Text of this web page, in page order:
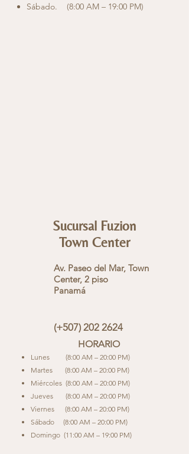
Sábado. (8:00 AM – 19:00 PM)
Sucursal Fuzion
Town Center
Av. Paseo del Mar, Town
Center, 2 piso
Panamá
(+507) 202 2624
HORARIO
Lunes (8:00 AM – 20:00 PM)
Martes (8:00 AM – 20:00 PM)
Miércoles (8:00 AM – 20:00 PM)
Jueves (8:00 AM – 20:00 PM)
Viernes (8:00 AM – 20:00 PM)
Sábado (8:00 AM – 20:00 PM)
Domingo (11:00 AM – 19:00 PM)